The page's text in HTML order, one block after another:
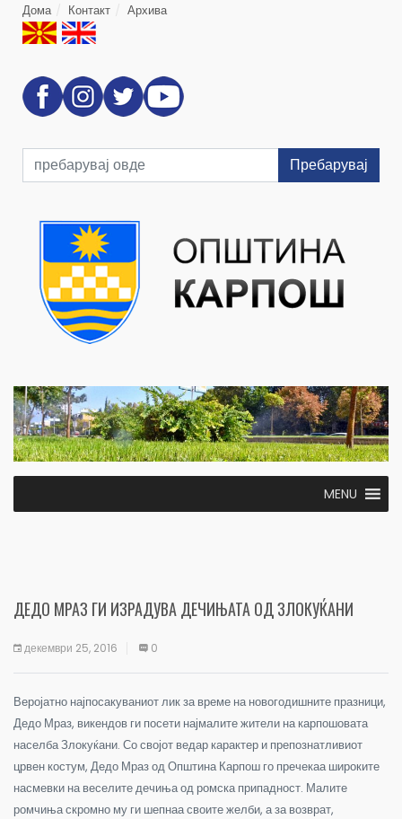
Дома Контакт Архива
Пребарувај
MENU
ДЕДО МРАЗ ГИ ИЗРАДУВА ДЕЧИЊАТА ОД ЗЛОКУЌАНИ
декември 25, 2016 0
Веројатно најпосакуваниот лик за време на новогодишните празници,
Дедо Мраз, викендов ги посети најмалите жители на карпошовата
населба Злокуќани. Со својот ведар карактер и препознатливиот
црвен костум, Дедо Мраз од Општина Карпош го пречекаа широките
насмевки на веселите дечиња од ромска припадност. Малите
ромчиња скромно му ги шепнаа своите желби, а за возврат,